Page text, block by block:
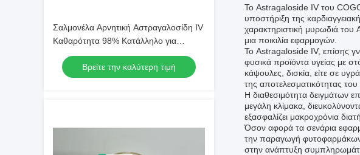
Σαλμονέλα Αρνητική Αστραγαλοσίδη IV
Καθαρότητα 98% Κατάλληλο για
Συνθέσεις Καλλυντικών και
Συμπληρωμάτων Διατροφής
Βρείτε την καλύτερη τιμή
Το Astragaloside IV του
υποστήριξη της
χαρακτηριστική μυρωδιά του
μια ποικιλία εφαρμογών.
Το Astragaloside IV, επίσης
φυσικά προϊόντα υγείας με
κάψουλες, δισκία, είτε σε
της αποτελεσματικότητας του
Η διαθεσιμότητα δειγμάτων
μεγάλη κλίμακα,
εξασφαλίζει μακροχρόνια
Όσον αφορά τα σενάρια
την παραγωγή
στην ανάπτυξη